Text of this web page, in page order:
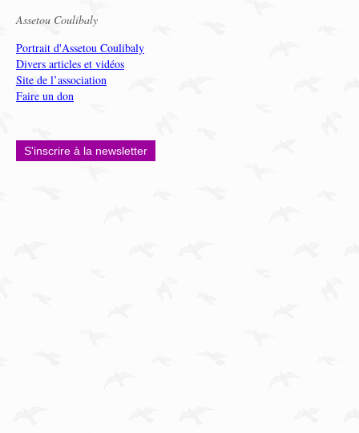
Assetou Coulibaly
Portrait d'Assetou Coulibaly
Divers articles et vidéos
Site de l’association
Faire un don
S'inscrire à la newsletter